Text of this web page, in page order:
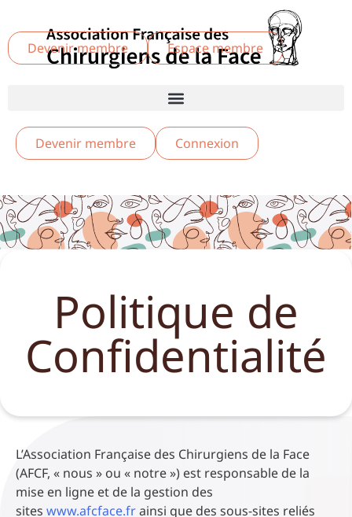
Devenir membre Espace membre
Devenir membre Connexion
Politique de
Confidentialité
L’Association Française des Chirurgiens de la Face
(AFCF, « nous » ou « notre ») est responsable de la
mise en ligne et de la gestion des
sites www.afcface.frainsi que des sous-sites reliés